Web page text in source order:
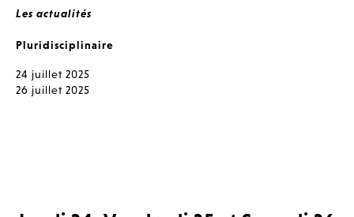
Les actualités
Pluridisciplinaire
24 juillet 2025
26 juillet 2025